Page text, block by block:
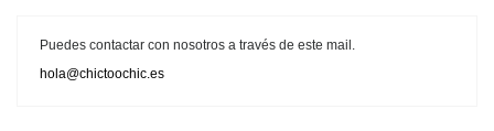
Puedes contactar con nosotros a través de este mail.
hola@chictoochic.es